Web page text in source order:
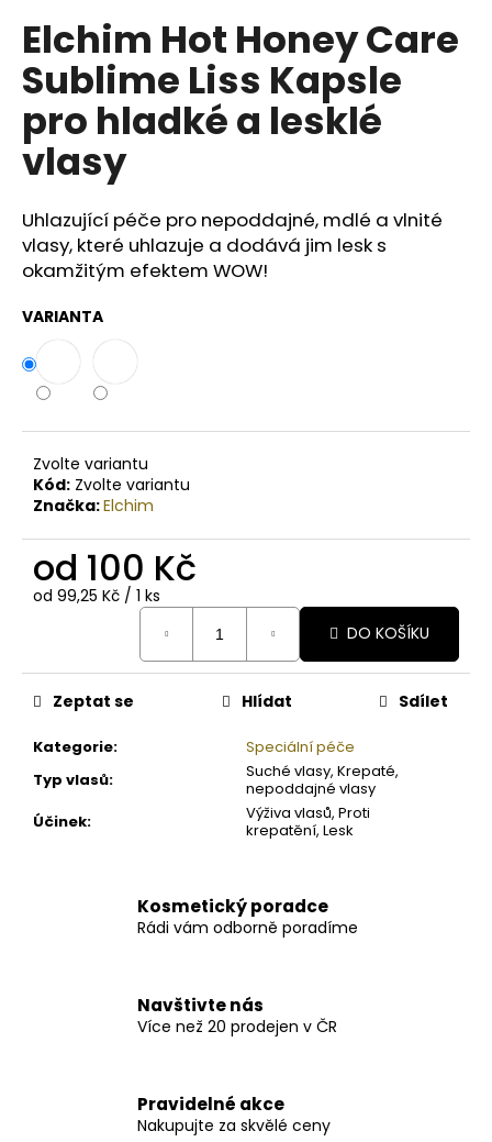
Elchim Hot Honey Care
Sublime Liss Kapsle
pro hladké a lesklé
vlasy
Uhlazující péče pro nepoddajné, mdlé a vlnité
vlasy, které uhlazuje a dodává jim lesk s
okamžitým efektem WOW!
VARIANTA
Zvolte variantu
Kód: Zvolte variantu
Značka:Elchim
od 100 Kč
Měrná
od 99,25 Kč / 1 ks
DO KOŠÍKU
Kategorie:
Speciální péče
Typ vlasů:
Suché vlasy, Krepaté,
nepoddajné vlasy
Účinek:
Výživa vlasů, Proti
krepatění, Lesk
Zeptat se Hlídat Sdílet
Kosmetický poradce
Rádi vám odborně poradíme
Navštivte nás
Více než 20 prodejen v ČR
Pravidelné akce
Nakupujte za skvělé ceny
u
j
e
m
e
COLORLIFE
ŠAMPON
PRO
BARVENÉ
VLASY
EXTRA
LESKEM
409
Kč